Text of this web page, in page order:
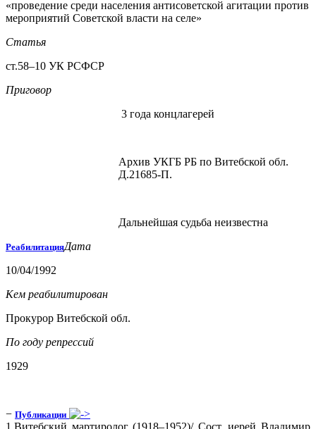
«проведение среди населения антисоветской агитации против
мероприятий Советской власти на селе»
Статья
ст.58–10 УК РСФСР
Приговор
3 года концлагерей
Архив УКГБ РБ по Витебской обл.
Д.21685-П.
Дальнейшая судьба неизвестна
РеабилитацияДата
10/04/1992
Кем реабилитирован
Прокурор Витебской обл.
По году репрессий
1929
− Публикации
1.Витебский мартиролог (1918–1952)/ Сост. иерей Владимир